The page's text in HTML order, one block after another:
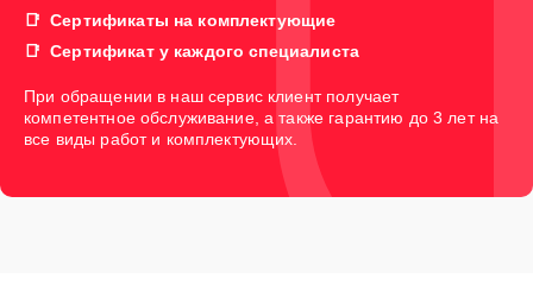
Сертификаты на комплектующие
Сертификат у каждого специалиста
При обращении в наш сервис клиент получает
компетентное обслуживание, а также гарантию до 3 лет на
все виды работ и комплектующих.